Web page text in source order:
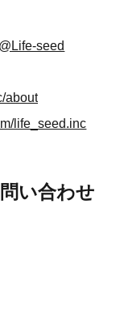
seed
about
life_seed.inc
い合わせ